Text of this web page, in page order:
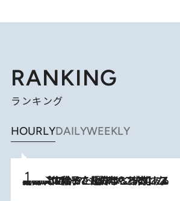
RANKING
ランキング
HOURLYDAILYWEEKLY
2026.8.5
【阿川佐和子さんの年とる力】なぜ70代で始めた趣味は“こんなに楽しい”のか？ ピアノ、俳句…スランプに陥っても続けられる“ある秘訣”とは